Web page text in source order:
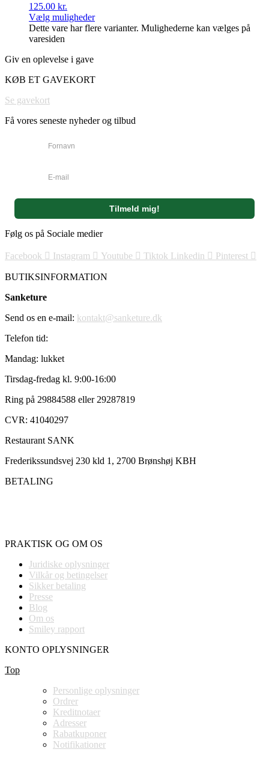
125.00 kr.
Vælg muligheder
Dette vare har flere varianter. Mulighederne kan vælges på
varesiden
Giv en oplevelse i gave
KØB ET GAVEKORT
Se gavekort
Få vores seneste nyheder og tilbud
Følg os på Sociale medier
Facebook Instagram Youtube Tiktok Linkedin Pinterest
BUTIKSINFORMATION
Sanketure
Send os en e-mail: kontakt@sanketure.dk
Telefon tid:
Mandag: lukket
Tirsdag-fredag kl. 9:00-16:00
Ring på 29884588 eller 29287819
CVR: 41040297
Restaurant SANK
Frederikssundsvej 230 kld 1, 2700 Brønshøj KBH
BETALING
PRAKTISK OG OM OS
Juridiske oplysninger
Vilkår og betingelser
Sikker betaling
Presse
Blog
Om os
Smiley rapport
KONTO OPLYSNINGER
Top
Personlige oplysninger
Ordrer
Kreditnotaer
Adresser
Rabatkuponer
Notifikationer